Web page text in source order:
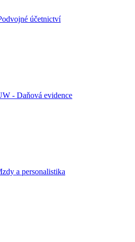
účetnictví
- Daňová evidence
a personalistika